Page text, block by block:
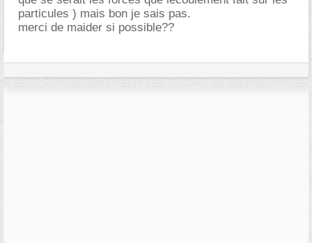
particules ) mais bon je sais pas.
merci de maider si possible??